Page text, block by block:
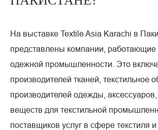
На выставке Textile Asia Karachi в
представлены компании, работающие
одежной промышленности. Это
производителей тканей, текстильное
производителей одежды,
веществ для текстильной
поставщиков услуг в сфере текстиля